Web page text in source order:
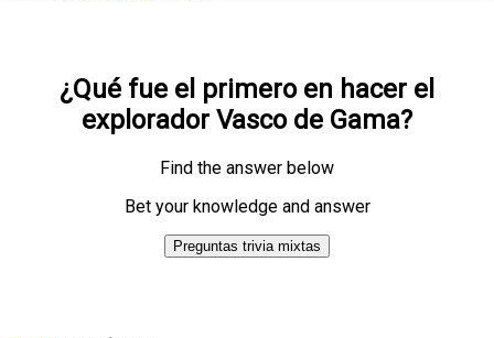
¿Qué fue el primero en hacer el
explorador Vasco de Gama?
Find the answer below
Bet your knowledge and answer
Preguntas trivia mixtas